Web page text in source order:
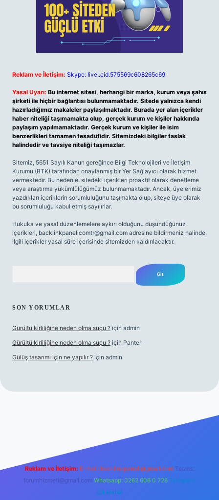
Reklam ve İletişim: Skype: live:.cid.575569c608265c69
Yasal Uyarı: Bu internet sitesi, herhangi bir marka, kurum veya şahıs
şirketi ile hiçbir bağlantısı bulunmamaktadır. Sitede yalnızca kendi
hazırladığımız makaleler paylaşılmaktadır. Burada yer alan içerikler
haber niteliği taşımamakta olup, gerçek kurum ve kişiler hakkında
paylaşım yapılmamaktadır. Gerçek kurum ve kişiler ile isim
benzerlikleri tamamen tesadüfidir. Sitemizdeki bilgiler taslak
halindedir ve tavsiye niteliği taşımazlar.
Sitemiz, 5651 Sayılı Kanun gereğince Bilgi Teknolojileri ve İletişim
Kurumu (BTK) tarafından onaylanmış bir Yer Sağlayıcı olarak hizmet
vermektedir. Bu nedenle, sitedeki içerikleri proaktif olarak denetleme
veya araştırma yükümlülüğümüz bulunmamaktadır. Ancak, üyelerimiz
yazdıkları içeriklerin sorumluluğunu taşımakta olup, siteye üye olarak
bu sorumluluğu kabul etmiş sayılırlar.
Hukuka ve yasal düzenlemelere aykırı olduğunu düşündüğünüz
içerikleri, backlinkpanelicomtr@gmail.com adresine bildirmeniz halinde,
ilgili içerikler yasal süre içerisinde sitemizden kaldırılacaktır.
SON YORUMLAR
Gürültü kirliliğine neden olma suçu ? için admin
Gürültü kirliliğine neden olma suçu ? için Panter
Gülüş tasarımı için ne yapılır ? için admin
Reklam ve İletişim: E-mail: backlinkpaneli@gmail.com Teams:
forumhizmeti@gmail.com Whatsapp: 0262 606 0 726 Telegram:
@karabul